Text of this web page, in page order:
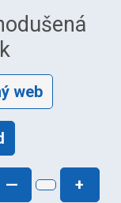
web
— +